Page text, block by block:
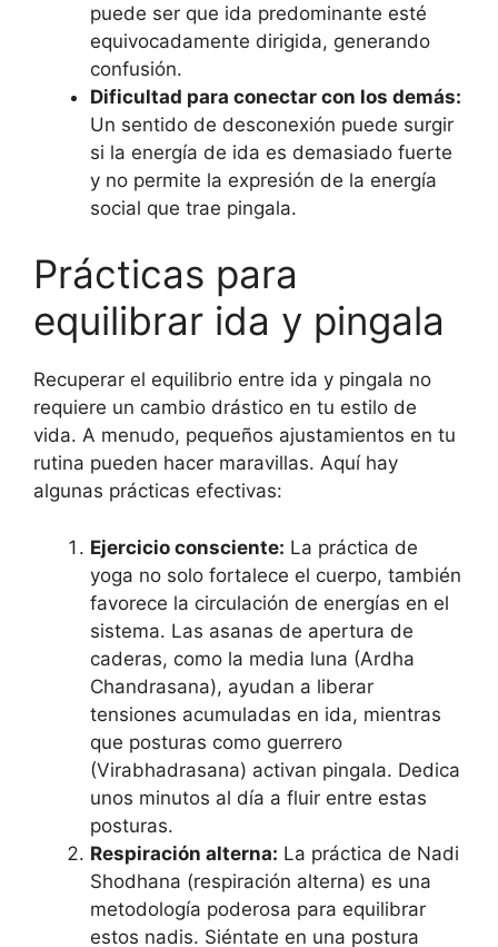
puede ser que ida predominante esté
equivocadamente dirigida, generando
confusión.
Dificultad para conectar con los demás:
Un sentido de desconexión puede surgir
si la energía de ida es demasiado fuerte
y no permite la expresión de la energía
social que trae pingala.
Prácticas para
equilibrar ida y pingala
Recuperar el equilibrio entre ida y pingala no
requiere un cambio drástico en tu estilo de
vida. A menudo, pequeños ajustamientos en tu
rutina pueden hacer maravillas. Aquí hay
algunas prácticas efectivas:
Ejercicio consciente: La práctica de
yoga no solo fortalece el cuerpo, también
favorece la circulación de energías en el
sistema. Las asanas de apertura de
caderas, como la media luna (Ardha
Chandrasana), ayudan a liberar
tensiones acumuladas en ida, mientras
que posturas como guerrero
(Virabhadrasana) activan pingala. Dedica
unos minutos al día a fluir entre estas
posturas.
Respiración alterna: La práctica de Nadi
Shodhana (respiración alterna) es una
metodología poderosa para equilibrar
estos nadis. Siéntate en una postura